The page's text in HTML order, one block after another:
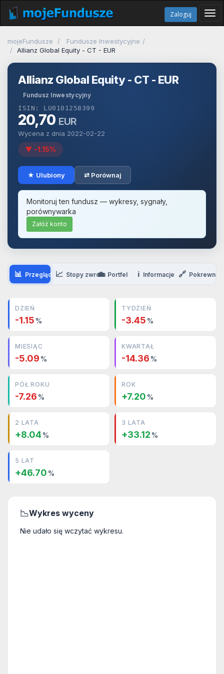
Zaloguj
mojeFundusze
Fundusze Inwestycyjne
Allianz Global Equity - CT - EUR
Allianz Global Equity - CT - EUR
Fundusz Inwestycyjny
ISIN: LU0101258399
20,70 EUR
Wycena z dnia 2022-02-22
▼ -1.15%
★ Ulubiony ⇄ Porównaj
Monitoruj ten fundusz — wykresy, sygnały,
porównywarka
Załóż konto
📊 Przegląd 📈 Stopy zwrotu
💼 Portfel ℹ️ Informacje 🔗 Pokrewne
DZIEŃ
-1.15 %
TYDZIEŃ
-3.45 %
MIESIĄC
-5.09 %
KWARTAŁ
-14.36 %
PÓŁ ROKU
-7.26 %
ROK
+7.20 %
2 LATA
+8.04 %
3 LATA
+33.12 %
5 LAT
+46.70 %
📉Wykres wyceny
Nie udało się wczytać wykresu.